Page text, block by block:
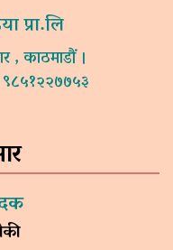
प्रा.लि
, काठमाडौं ।